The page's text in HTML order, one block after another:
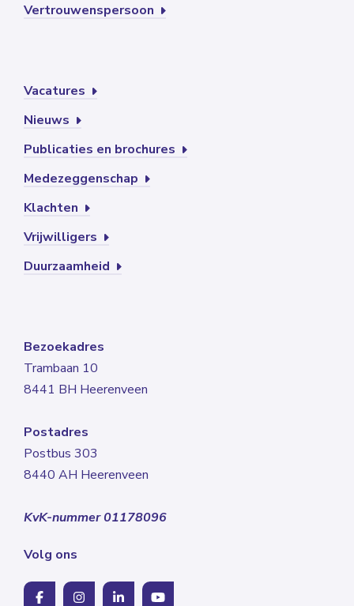
Vertrouwenspersoon
Vacatures
Nieuws
Publicaties en brochures
Medezeggenschap
Klachten
Vrijwilligers
Duurzaamheid
Bezoekadres
Trambaan 10
8441 BH Heerenveen
Postadres
Postbus 303
8440 AH Heerenveen
KvK-nummer 01178096
Volg ons